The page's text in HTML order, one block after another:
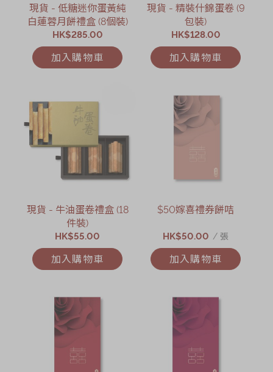
茗茶系列
奇華迪士尼禮盒
奇華LINE
所有產品
简体
現貨 - 低糖迷你蛋黃純
白蓮蓉月餅禮盒 (8個裝)
HK$285.00
加入購物車
現貨 - 精裝什錦蛋卷 (9
包裝)
HK$128.00
加入購物車
現貨 - 牛油蛋卷禮盒 (18
件裝)
HK$55.00
加入購物車
$50嫁喜禮券餅咭
HK$50.00 / 張
加入購物車